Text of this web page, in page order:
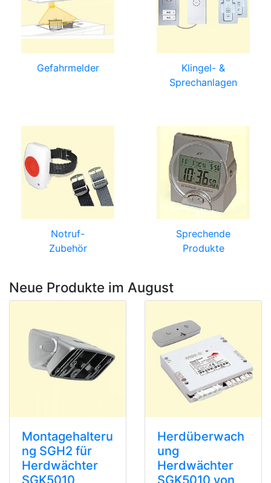
Gefahrmelder
Klingel- &
Sprechanlagen
Notruf-
Zubehör
Sprechende
Produkte
Neue Produkte im August
Montagehalteru
ng SGH2 für
Herdwächter
SGK5010
Herdüberwach
ung
Herdwächter
SGK5010 von